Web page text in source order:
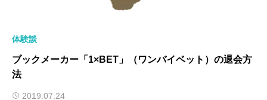
体験談
ブックメーカー「1×BET」（ワンバイベット）の退会方
法
2019.07.24